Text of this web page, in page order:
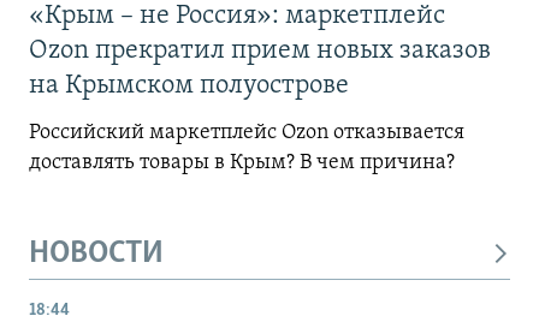
«Крым – не Россия»: маркетплейс
Ozon прекратил прием новых заказов
на Крымском полуострове
Российский маркетплейс Ozon отказывается
доставлять товары в Крым? В чем причина?
НОВОСТИ
18:44